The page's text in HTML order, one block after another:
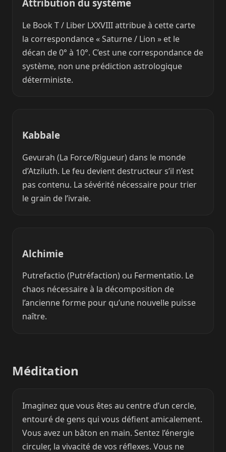
Attribution du système
Le Book T / Liber LXXVIII attribue à cette carte
la correspondance « Saturne / Lion » et le
décan de 0° à 10°. C’est une correspondance de
système, non une prédiction astrologique
déterministe.
Kabbale
Gevurah (La Force/Rigueur) dans le monde
d’Atziluth. Le feu devient destructeur s’il n’est
pas contenu. La sévérité nécessaire pour trier
le grain de l’ivraie.
Alchimie
Putrefactio (Putréfaction) ou Fermentatio. Le
chaos nécessaire à la décomposition de
l’ancienne forme pour qu’une nouvelle puisse
naître.
Méditation
Imaginez que vous êtes au centre d’un cercle,
entouré de gens qui vous défient amicalement.
Vous avez un bâton en main. Sentez l’énergie
circuler, la vivacité de vos réflexes. Vous ne